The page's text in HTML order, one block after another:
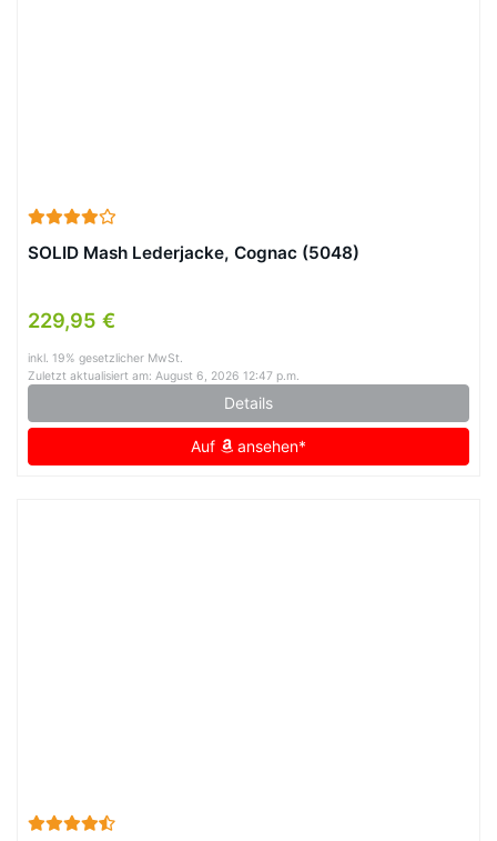
SOLID Mash Lederjacke, Cognac (5048)
229,95 €
inkl. 19% gesetzlicher MwSt.
Zuletzt aktualisiert am: August 6, 2026 12:47 p.m.
Details
Auf ansehen*